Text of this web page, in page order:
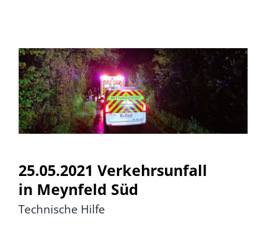
25.05.2021 Verkehrsunfall in
Meynfeld Süd
25.05.2021 Verkehrsunfall
in Meynfeld Süd
Technische Hilfe